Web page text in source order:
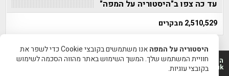
עד כה צפו ב"היסטוריה על המפה"
2,510,529 מבקרים
היסטוריה על המפה 2011-2026 | פרוייקט טיגארט 2012-2026|
www.mapah.co.il | www.tegart.uk
היסטוריה על המפה
אנו משתמשים בקובצי Cookie כדי לשפר את
חוויית המשתמש שלך. המשך השימוש באתר מהווה הסכמה לשימוש
בקובצי עוגיות.